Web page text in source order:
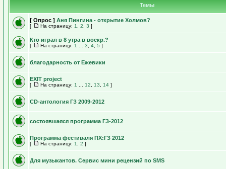
Темы
[ Опрос ] Аня Пингина - открытие Холмов?
[ На страницу: 1 2 3 ]
Кто играл в 8 утра в воскр.?
[ На страницу: 1 3 4 5 ]
благодарность от Ежевики
EXIT project
[ На страницу: 1 12 13 14 ]
CD-антология ГЗ 2009-2012
состоявшаяся программа ГЗ-2012
Программа фестиваля ПХ:ГЗ 2012
[ На страницу: 1 2 ]
Для музыкантов. Сервис мини рецензий по SMS